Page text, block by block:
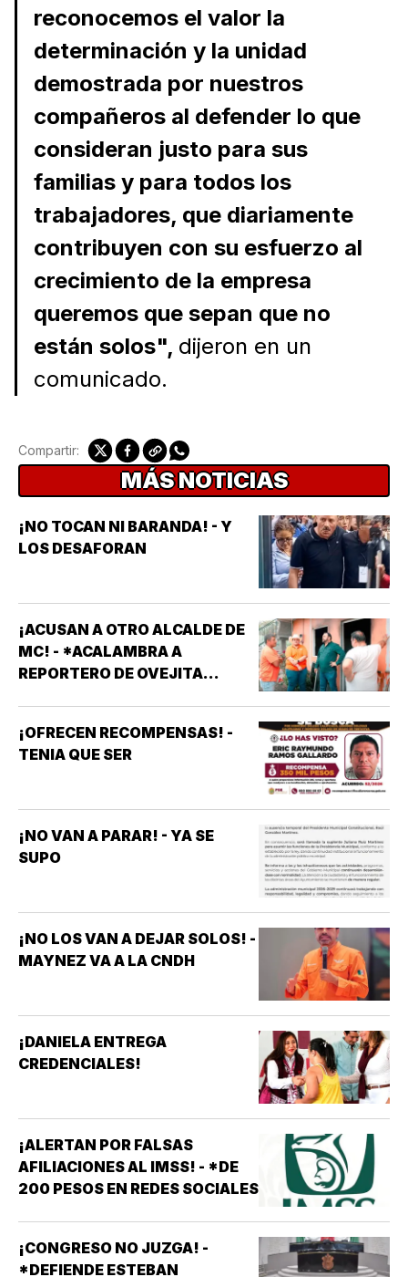
reconocemos el valor la
determinación y la unidad
demostrada por nuestros
compañeros al defender lo que
consideran justo para sus
familias y para todos los
trabajadores, que diariamente
contribuyen con su esfuerzo al
crecimiento de la empresa
queremos que sepan que no
están solos", dijeron en un
comunicado.
Compartir:
MÁS NOTICIAS
¡NO TOCAN NI BARANDA! - Y
LOS DESAFORAN
¡ACUSAN A OTRO ALCALDE DE
MC! - *ACALAMBRA A
REPORTERO DE OVEJITA
¡OFRECEN RECOMPENSAS! -
TENIA QUE SER
¡NO VAN A PARAR! - YA SE
SUPO
¡NO LOS VAN A DEJAR SOLOS! -
MAYNEZ VA A LA CNDH
¡DANIELA ENTREGA
CREDENCIALES!
¡ALERTAN POR FALSAS
AFILIACIONES AL IMSS! - *DE
200 PESOS EN REDES SOCIALES
¡CONGRESO NO JUZGA! -
*DEFIENDE ESTEBAN